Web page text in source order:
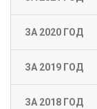
ЗА 2020 ГОД
ЗА 2019 ГОД
ЗА 2018 ГОД